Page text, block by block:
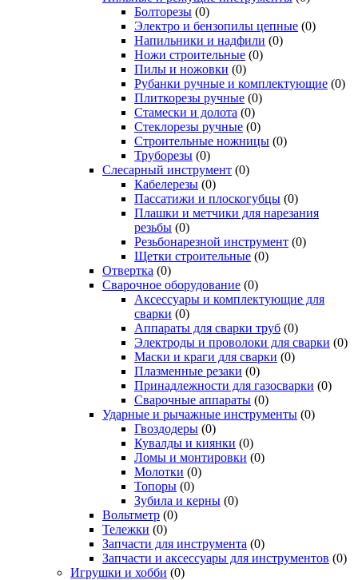
Болторезы (0)
Электро и бензопилы цепные (0)
Напильники и надфили (0)
Ножи строительные (0)
Пилы и ножовки (0)
Рубанки ручные и комплектующие (0)
Плиткорезы ручные (0)
Стамески и долота (0)
Стеклорезы ручные (0)
Строительные ножницы (0)
Труборезы (0)
Слесарный инструмент (0)
Кабелерезы (0)
Пассатижи и плоскогубцы (0)
Плашки и метчики для нарезания
резьбы (0)
Резьбонарезной инструмент (0)
Щетки строительные (0)
Отвертка (0)
Сварочное оборудование (0)
Аксессуары и комплектующие для
сварки (0)
Аппараты для сварки труб (0)
Электроды и проволоки для сварки (0)
Маски и краги для сварки (0)
Плазменные резаки (0)
Принадлежности для газосварки (0)
Сварочные аппараты (0)
Ударные и рычажные инструменты (0)
Гвоздодеры (0)
Кувалды и киянки (0)
Ломы и монтировки (0)
Молотки (0)
Топоры (0)
Зубила и керны (0)
Вольтметр (0)
Тележки (0)
Запчасти для инструмента (0)
Запчасти и аксессуары для инструментов (0)
Игрушки и хобби (0)